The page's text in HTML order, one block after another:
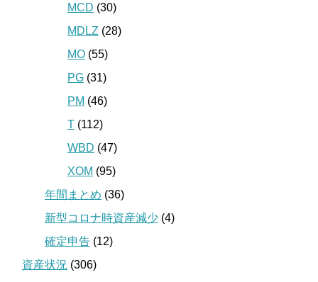
MCD (30)
MDLZ (28)
MO (55)
PG (31)
PM (46)
T (112)
WBD (47)
XOM (95)
年間まとめ (36)
新型コロナ時資産減少 (4)
確定申告 (12)
資産状況 (306)